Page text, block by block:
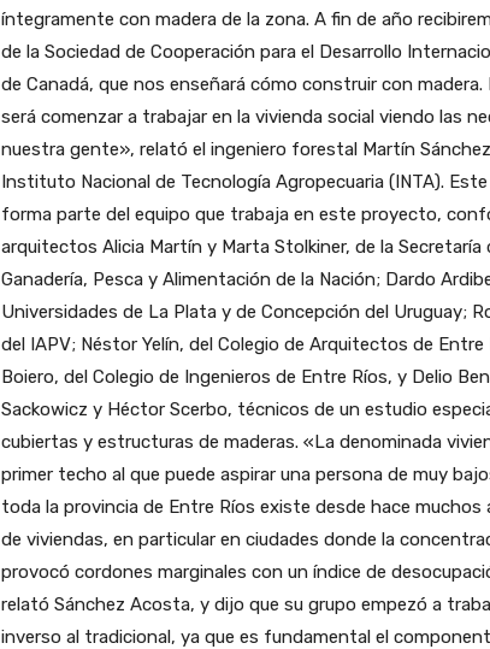
íntegramente con madera de la zona. A fin de año
de la Sociedad de Cooperación para el Desarrollo
de Canadá, que nos enseñará cómo construir con madera.
será comenzar a trabajar en la vivienda social viendo las
nuestra gente», relató el ingeniero forestal Martín
Instituto Nacional de Tecnología Agropecuaria (INTA).
forma parte del equipo que trabaja en este proyecto,
arquitectos Alicia Martín y Marta Stolkiner, de la Secretaría
Ganadería, Pesca y Alimentación de la Nación; Dardo
Universidades de La Plata y de Concepción del Uruguay;
del IAPV; Néstor Yelín, del Colegio de Arquitectos de Entre
Boiero, del Colegio de Ingenieros de Entre Ríos, y Delio
Sackowicz y Héctor Scerbo, técnicos de un estudio
cubiertas y estructuras de maderas. «La denominada
primer techo al que puede aspirar una persona de muy
toda la provincia de Entre Ríos existe desde hace muchos
de viviendas, en particular en ciudades donde la
provocó cordones marginales con un índice de
relató Sánchez Acosta, y dijo que su grupo empezó a
inverso al tradicional, ya que es fundamental el